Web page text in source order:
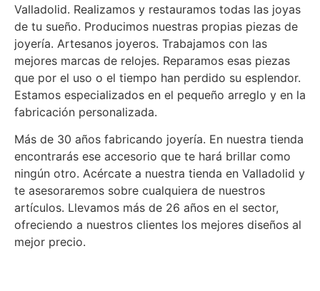
Valladolid. Realizamos y restauramos todas las joyas
de tu sueño. Producimos nuestras propias piezas de
joyería. Artesanos joyeros. Trabajamos con las
mejores marcas de relojes. Reparamos esas piezas
que por el uso o el tiempo han perdido su esplendor.
Estamos especializados en el pequeño arreglo y en la
fabricación personalizada.
Más de 30 años fabricando joyería. En nuestra tienda
encontrarás ese accesorio que te hará brillar como
ningún otro. Acércate a nuestra tienda en Valladolid y
te asesoraremos sobre cualquiera de nuestros
artículos. Llevamos más de 26 años en el sector,
ofreciendo a nuestros clientes los mejores diseños al
mejor precio.